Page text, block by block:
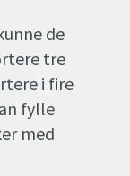
de
tre
i fire
fylle
med